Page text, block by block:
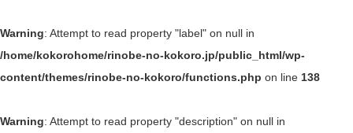
Warning: Attempt to read property "label" on null in
/home/kokorohome/rinobe-no-kokoro.jp/public_html/wp-
content/themes/rinobe-no-kokoro/functions.php on line 138
Warning: Attempt to read property "description" on null in